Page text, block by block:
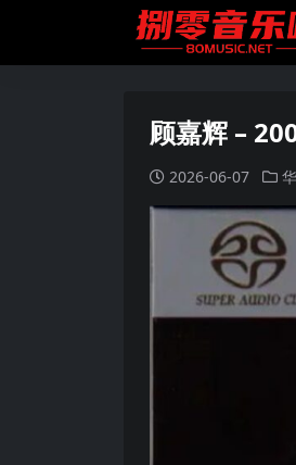
顾嘉辉 –
2026-06-07